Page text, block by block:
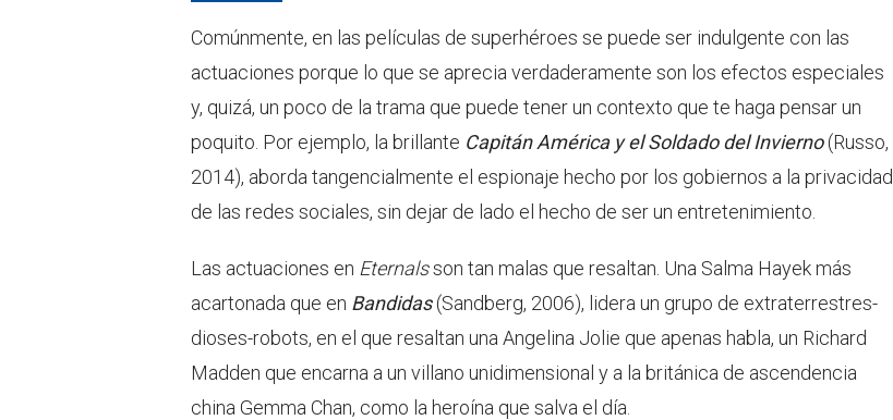
Comúnmente, en las películas de superhéroes se puede ser indulgente con las
actuaciones porque lo que se aprecia verdaderamente son los efectos especiales
y, quizá, un poco de la trama que puede tener un contexto que te haga pensar un
poquito. Por ejemplo, la brillante Capitán América y el Soldado del Invierno(Russo,
2014), aborda tangencialmente el espionaje hecho por los gobiernos a la privacidad
de las redes sociales, sin dejar de lado el hecho de ser un entretenimiento.
Las actuaciones en Eternalsson tan malas que resaltan. Una Salma Hayek más
acartonada que en Bandidas(Sandberg, 2006), lidera un grupo de extraterrestres-
dioses-robots, en el que resaltan una Angelina Jolie que apenas habla, un Richard
Madden que encarna a un villano unidimensional y a la británica de ascendencia
china Gemma Chan, como la heroína que salva el día.